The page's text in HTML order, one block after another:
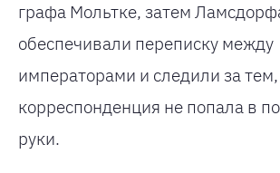
графа Мольтке, затем
обеспечивали переписку между
императорами и следили за
корреспонденция не попала в
руки.